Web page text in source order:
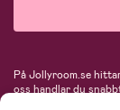
På Jollyroom.se
oss handlar du